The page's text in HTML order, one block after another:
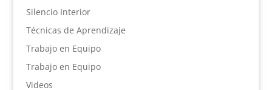
Silencio Interior
Técnicas de Aprendizaje
Trabajo en Equipo
Trabajo en Equipo
Videos